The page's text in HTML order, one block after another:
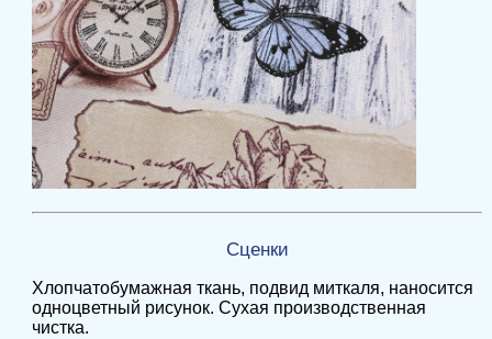
Сценки
Хлопчатобумажная ткань, подвид миткаля, наносится
одноцветный рисунок. Сухая производственная
чистка.